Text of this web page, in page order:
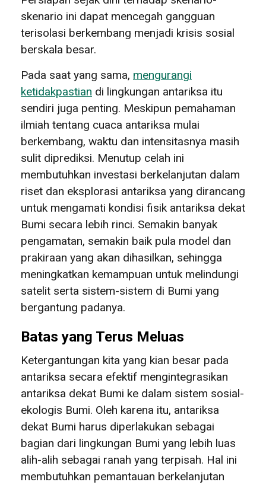
skenario ini dapat mencegah gangguan
terisolasi berkembang menjadi krisis sosial
berskala besar.
Pada saat yang sama, mengurangi
ketidakpastian di lingkungan antariksa itu
sendiri juga penting. Meskipun pemahaman
ilmiah tentang cuaca antariksa mulai
berkembang, waktu dan intensitasnya masih
sulit diprediksi. Menutup celah ini
membutuhkan investasi berkelanjutan dalam
riset dan eksplorasi antariksa yang dirancang
untuk mengamati kondisi fisik antariksa dekat
Bumi secara lebih rinci. Semakin banyak
pengamatan, semakin baik pula model dan
prakiraan yang akan dihasilkan, sehingga
meningkatkan kemampuan untuk melindungi
satelit serta sistem-sistem di Bumi yang
bergantung padanya.
Batas yang Terus Meluas
Ketergantungan kita yang kian besar pada
antariksa secara efektif mengintegrasikan
antariksa dekat Bumi ke dalam sistem sosial-
ekologis Bumi. Oleh karena itu, antariksa
dekat Bumi harus diperlakukan sebagai
bagian dari lingkungan Bumi yang lebih luas
alih-alih sebagai ranah yang terpisah. Hal ini
membutuhkan pemantauan berkelanjutan